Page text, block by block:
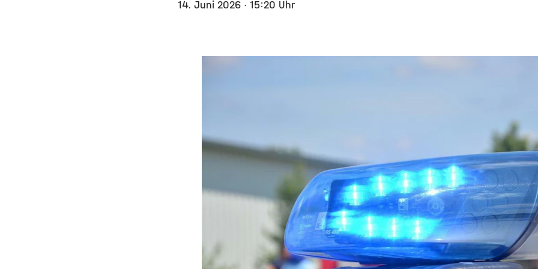
14. Juni 2026 · 15:20 Uhr